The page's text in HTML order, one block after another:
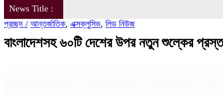
News Title :
প্রচ্ছদ / আন্তর্জাতিক, এক্সক্লুসিভ, লিড নিউজ
বাংলাদেশসহ ৬০টি দেশের উপর নতুন শুল্কের